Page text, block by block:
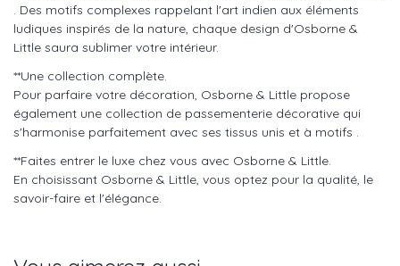
. Des motifs complexes rappelant l'art indien aux éléments
ludiques inspirés de la nature, chaque design d'Osborne &
Little saura sublimer votre intérieur.
**Une collection complète.
Pour parfaire votre décoration, Osborne & Little propose
également une collection de passementerie décorative qui
s'harmonise parfaitement avec ses tissus unis et à motifs .
**Faites entrer le luxe chez vous avec Osborne & Little.
En choisissant Osborne & Little, vous optez pour la qualité, le
savoir-faire et l'élégance.